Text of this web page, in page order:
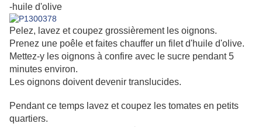
-huile d'olive
Pelez, lavez et coupez grossièrement les oignons.
Prenez une poêle et faites chauffer un filet d'huile d'olive.
Mettez-y les oignons à confire avec le sucre pendant 5
minutes environ.
Les oignons doivent devenir translucides.
Pendant ce temps lavez et coupez les tomates en petits
quartiers.